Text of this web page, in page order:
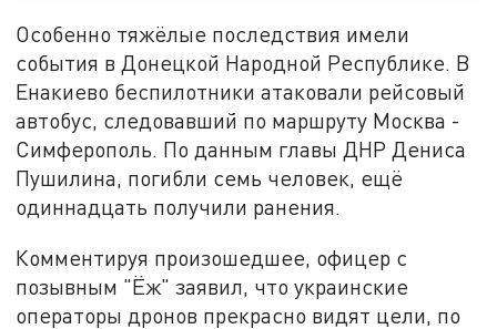
Особенно тяжёлые последствия имели
события в Донецкой Народной Республике. В
Енакиево беспилотники атаковали рейсовый
автобус, следовавший по маршруту Москва -
Симферополь. По данным главы ДНР Дениса
Пушилина, погибли семь человек, ещё
одиннадцать получили ранения.
Комментируя произошедшее, офицер с
позывным "Ёж" заявил, что украинские
операторы дронов прекрасно видят цели, по